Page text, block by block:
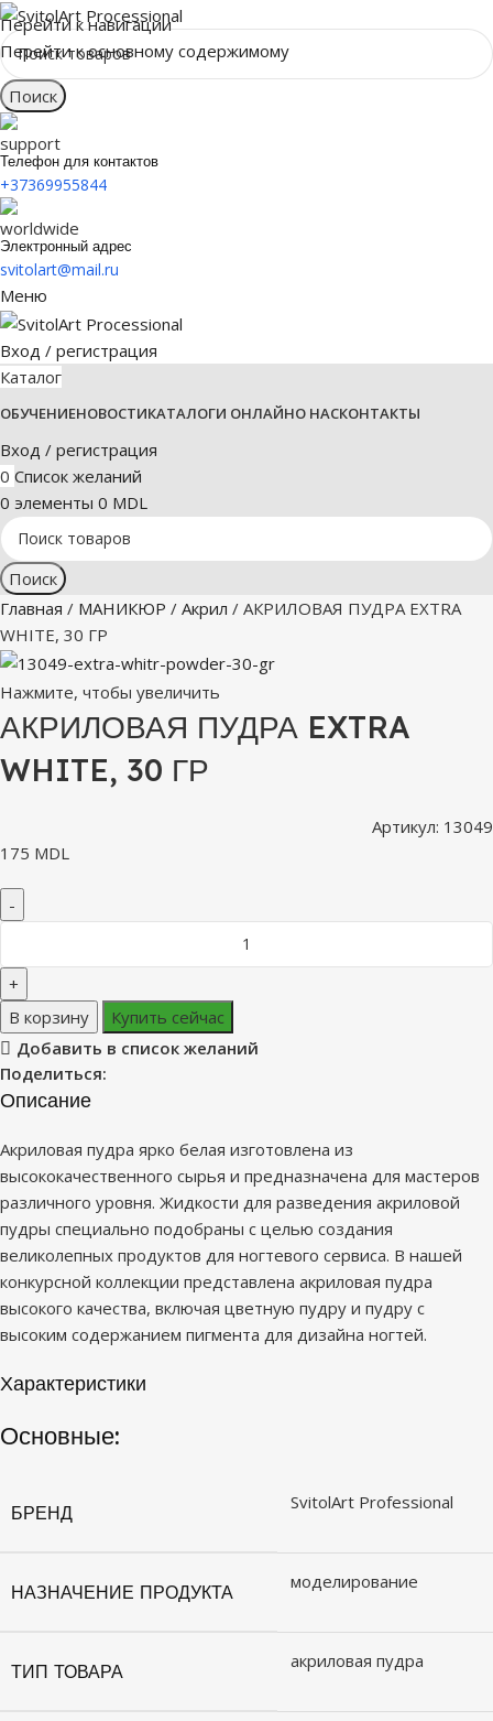
Перейти к навигации
Перейти к основному содержимому
Поиск
Телефон для контактов
+37369955844
Электронный адрес
svitolart@mail.ru
Меню
Вход / регистрация
Каталог
ОБУЧЕНИЕНОВОСТИКАТАЛОГИ ОНЛАЙНО НАСКОНТАКТЫ
Вход / регистрация
0 Список желаний
0 элементы 0 MDL
Поиск
Главная
МАНИКЮР Акрил
АКРИЛОВАЯ ПУДРА EXTRA
WHITE, 30 ГР
Нажмите, чтобы увеличить
АКРИЛОВАЯ ПУДРА EXTRA
WHITE, 30 ГР
Артикул: 13049
175 MDL
В корзину
Купить сейчас
Добавить в список желаний
Поделиться:
Описание
Акриловая пудра ярко белая изготовлена из
высококачественного сырья и предназначена для мастеров
различного уровня. Жидкости для разведения акриловой
пудры специально подобраны с целью создания
великолепных продуктов для ногтевого сервиса. В нашей
конкурсной коллекции представлена акриловая пудра
высокого качества, включая цветную пудру и пудру с
высоким содержанием пигмента для дизайна ногтей.
Характеристики
Основные:
БРЕНД SvitolArt Professional
НАЗНАЧЕНИЕ ПРОДУКТА моделирование
ТИП ТОВАРА акриловая пудра